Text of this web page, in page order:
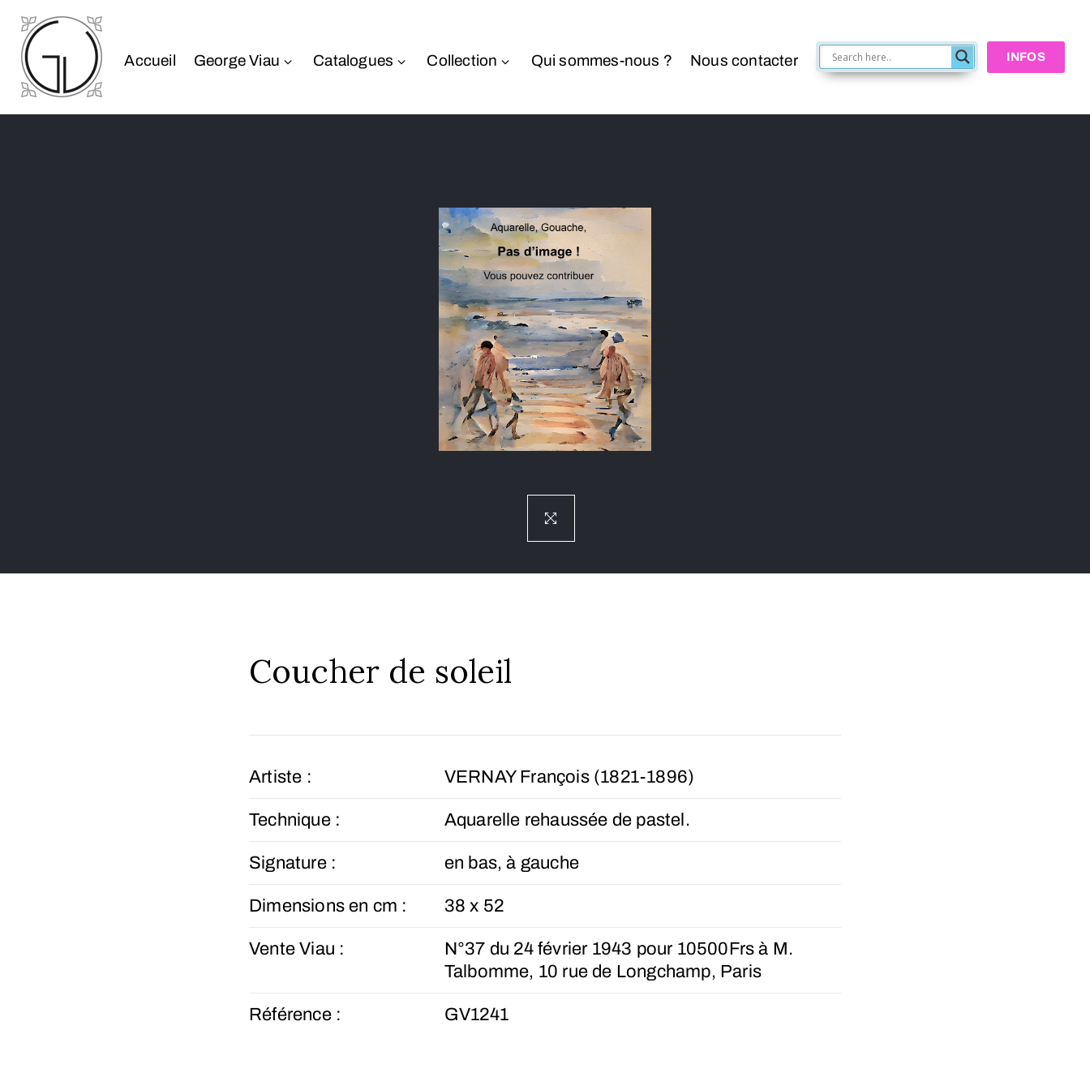
Accueil George Viau Catalogues Collection Qui sommes-nous ? Nous contacter INFOS
Coucher de soleil
Artiste : VERNAY François (1821-1896)
Technique : Aquarelle rehaussée de pastel.
Signature : en bas, à gauche
Dimensions en cm : 38 x 52
Vente Viau :
N°37 du 24 février 1943 pour 10500Frs à M.
Talbomme, 10 rue de Longchamp, Paris
Référence : GV1241